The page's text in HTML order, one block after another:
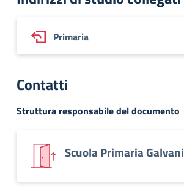
Primaria
Contatti
Struttura responsabile del documento
Scuola Primaria Galvani